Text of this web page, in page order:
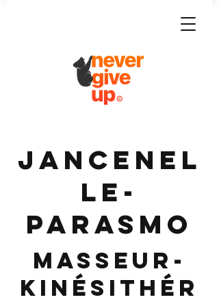
JANCENEL
LE-
PARASMO
Masseur-
Kinésithér